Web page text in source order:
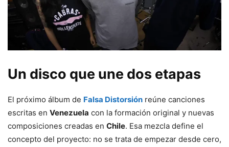
Un disco que une dos etapas
El próximo álbum de Falsa Distorsión reúne canciones
escritas en Venezuela con la formación original y nuevas
composiciones creadas en Chile. Esa mezcla define el
concepto del proyecto: no se trata de empezar desde cero,